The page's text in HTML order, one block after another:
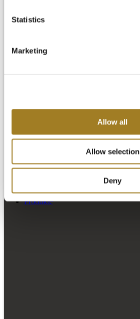
Statistics
Marketing
Allow all
Allow selection
Deny
Warum Arkadien
Produkte